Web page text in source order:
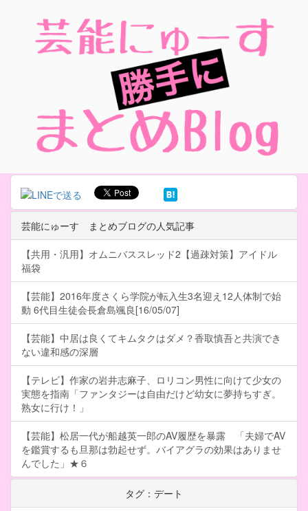
芸能にゅーす まとめブログの人気記事
【共用・汎用】オムニバススレッド2【過疎対策】アイドル
福袋
【芸能】2016年度さくら学院が転入生3名迎え12人体制で始
動 6代目生徒会長倉島颯良[16/05/07]
【芸能】中居は良くてキムタクはダメ？香取慎吾と共演でき
ない違和感の深層
【テレビ】作家の岩井志麻子、ロリコン男性に向けて少女の
実態を指南「ファンタジーは自由だけど幼女に夢持ちすぎ。
熟女に行け！」
【芸能】松居一代が船越英一郎のAV履歴を暴露 「夫婦でAV
を鑑賞するも旦那は勃起せず。バイアグラの効果はありませ
んでした」★６
タグ：デート